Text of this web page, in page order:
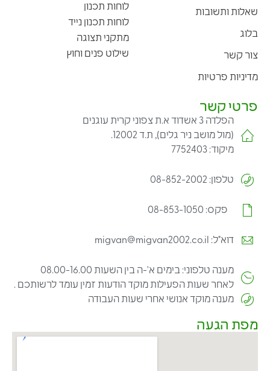
שאלות ותשובות
בלוג
צור קשר
מדיניות פרטיות
לוחות תכנון
לוחות תכנון נייד
מתקני תצוגה
שילוט פנים וחוץ
פרטי קשר
הפלדה 3 אשדוד א.ת צפוני קרית עוגנים
(מול מושב ניר גלים), ת.ד 12002.
מיקוד: 7752403
טלפון: 08-852-2002
פקס: 08-853-1050
דוא"ל: migvan@migvan2002.co.il
מענה טלפוני: בימים א'-ה בין השעות 08.00-16.00
לאחר שעות הפעילות מוקד הודעות זמין עומד לרשותכם .
מענה מוקד אנושי אחרי שעות העבודה
מפת הגעה